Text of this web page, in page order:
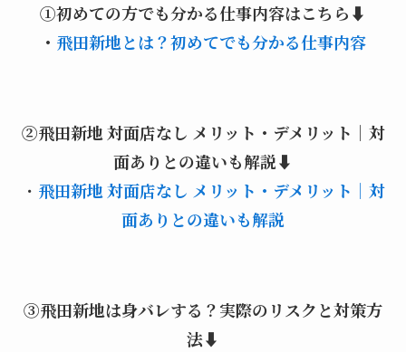
①初めての方でも分かる仕事内容はこちら⬇️
・ 飛田新地とは？初めてでも分かる仕事内容
②飛田新地 対面店なし メリット・デメリット｜対
面ありとの違いも解説⬇️
・ 飛田新地 対面店なし メリット・デメリット｜対
面ありとの違いも解説
③飛田新地は身バレする？実際のリスクと対策方
法⬇️